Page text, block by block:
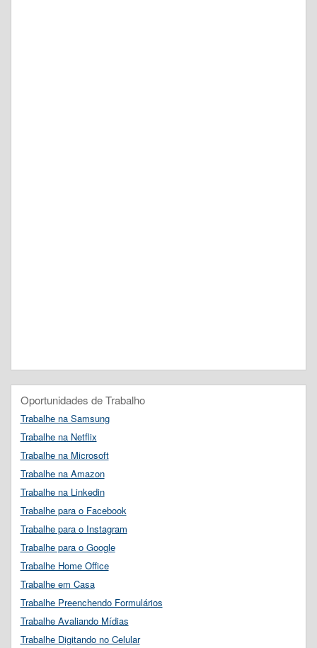
Oportunidades de Trabalho
Trabalhe na Samsung
Trabalhe na Netflix
Trabalhe na Microsoft
Trabalhe na Amazon
Trabalhe na Linkedin
Trabalhe para o Facebook
Trabalhe para o Instagram
Trabalhe para o Google
Trabalhe Home Office
Trabalhe em Casa
Trabalhe Preenchendo Formulários
Trabalhe Avaliando Mídias
Trabalhe Digitando no Celular